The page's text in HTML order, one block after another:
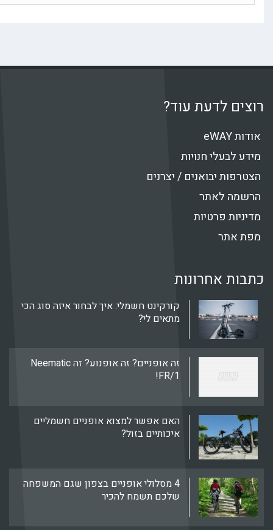
לדעת עוד?
חנויות
יבואנים / יצרנים
לאתר
פרטיות
אחרונות
קורקינט חשמלי: איך לבחור איזה סוג הכי
מתאים לי?
זה אופניים? זה אופנוע? זה Neematic
האם אפשר למצוא אופניים חשמליים
איכותיים בזול?
4 מסלולי אופניים בצפון שגם המשפחה
שלכם תשמח להכיר